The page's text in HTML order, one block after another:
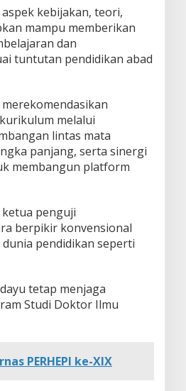
kebijakan, teori,
mampu memberikan
dan
tuntutan pendidikan abad
melalui
lintas mata
panjang, serta sinergi
membangun platform
ketua penguji
berpikir konvensional
pendidikan seperti
tetap menjaga
Studi Doktor Ilmu
PERHEPI ke-XIX